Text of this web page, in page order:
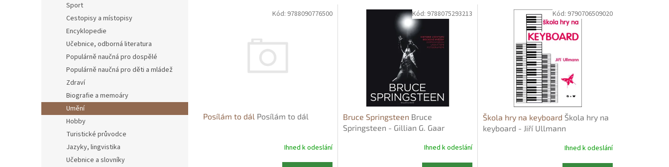
Sport
Cestopisy a místopisy
Encyklopedie
Učebnice, odborná literatura
Populárně naučná pro dospělé
Populárně naučná pro děti a mládež
Zdraví
Biografie a memoáry
Umění
Hobby
Turistické průvodce
Jazyky, lingvistika
Učebnice a slovníky
Posílám to dál Posílám to dál
Ihned k odeslání
Kód: 9788090776500
Bruce Springsteen Bruce
Springsteen - Gillian G. Gaar
Ihned k odeslání
Kód: 9788075293213
Škola hry na keyboard Škola hry na
keyboard - Jiří Ullmann
Ihned k odeslání
Kód: 9790706509020